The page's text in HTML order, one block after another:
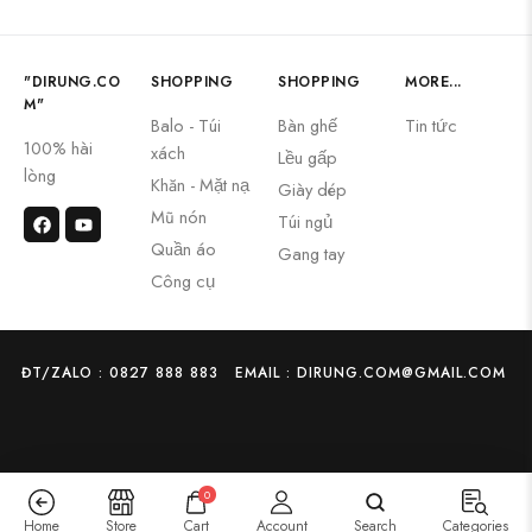
"DIRUNG.CO
M"
100% hài
lòng
SHOPPING
Balo - Túi
xách
Khăn - Mặt nạ
Mũ nón
Quần áo
Công cụ
SHOPPING
Bàn ghế
Lều gấp
Giày dép
Túi ngủ
Gang tay
MORE...
Tin tức
ĐT/ZALO : 0827 888 883 EMAIL : DIRUNG.COM@GMAIL.COM
Home Store
0
Cart Account Search Categories